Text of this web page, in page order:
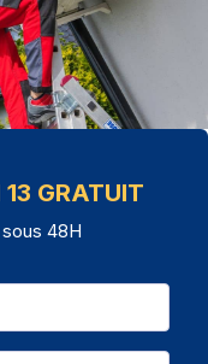
GRATUIT
48H